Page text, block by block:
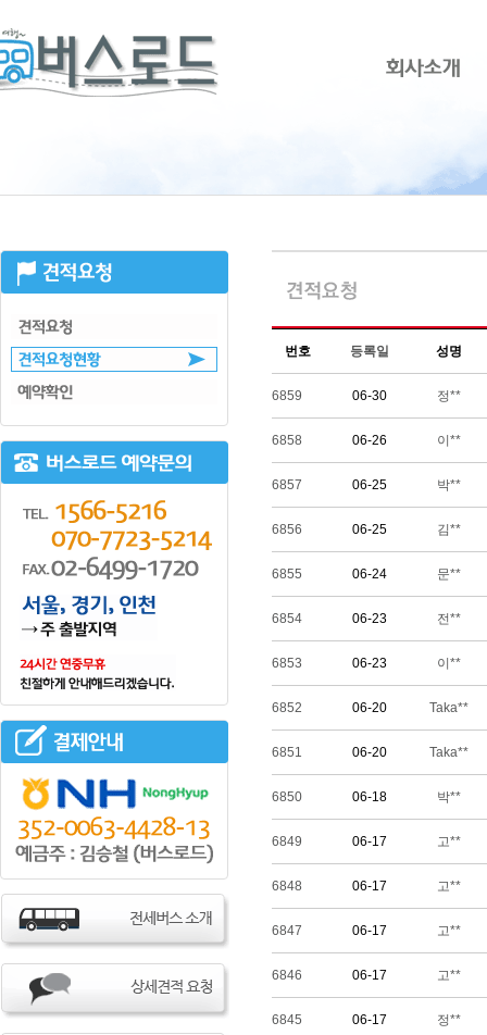
번호 등록일 성명
6859 06-30 정**
6858 06-26 이**
6857 06-25 박**
6856 06-25 김**
6855 06-24 문**
6854 06-23 전**
6853 06-23 이**
6852 06-20 Taka**
6851 06-20 Taka**
6850 06-18 박**
6849 06-17 고**
6848 06-17 고**
6847 06-17 고**
6846 06-17 고**
6845 06-17 정**